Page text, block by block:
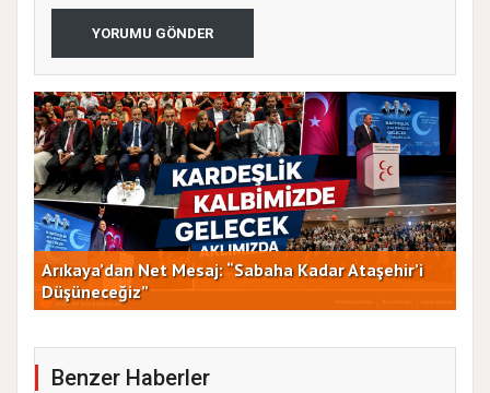
YORUMU GÖNDER
Arıkaya’dan Net Mesaj: “Sabaha Kadar Ataşehir’i
Düşüneceğiz”
Benzer Haberler